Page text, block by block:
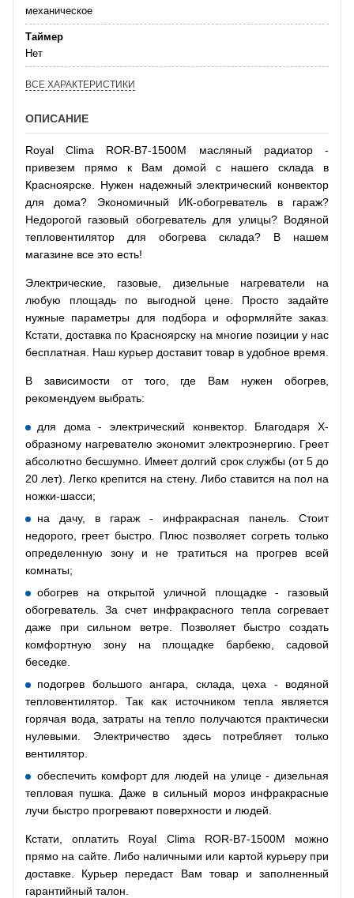
механическое
Таймер
Нет
ВСЕ ХАРАКТЕРИСТИКИ
ОПИСАНИЕ
Royal Clima ROR-B7-1500M масляный радиатор -
привезем прямо к Вам домой с нашего склада в
Красноярске. Нужен надежный электрический конвектор
для дома? Экономичный ИК-обогреватель в гараж?
Недорогой газовый обогреватель для улицы? Водяной
тепловентилятор для обогрева склада? В нашем
магазине все это есть!
Электрические, газовые, дизельные нагреватели на
любую площадь по выгодной цене. Просто задайте
нужные параметры для подбора и оформляйте заказ.
Кстати, доставка по Красноярску на многие позиции у нас
бесплатная. Наш курьер доставит товар в удобное время.
В зависимости от того, где Вам нужен обогрев,
рекомендуем выбрать:
для дома - электрический конвектор. Благодаря Х-
образному нагревателю экономит электроэнергию. Греет
абсолютно бесшумно. Имеет долгий срок службы (от 5 до
20 лет). Легко крепится на стену. Либо ставится на пол на
ножки-шасси;
на дачу, в гараж - инфракрасная панель. Стоит
недорого, греет быстро. Плюс позволяет согреть только
определенную зону и не тратиться на прогрев всей
комнаты;
обогрев на открытой уличной площадке - газовый
обогреватель. За счет инфракрасного тепла согревает
даже при сильном ветре. Позволяет быстро создать
комфортную зону на площадке барбекю, садовой
беседке.
подогрев большого ангара, склада, цеха - водяной
тепловентилятор. Так как источником тепла является
горячая вода, затраты на тепло получаются практически
нулевыми. Электричество здесь потребляет только
вентилятор.
обеспечить комфорт для людей на улице - дизельная
тепловая пушка. Даже в сильный мороз инфракрасные
лучи быстро прогревают поверхности и людей.
Кстати, оплатить Royal Clima ROR-B7-1500M можно
прямо на сайте. Либо наличными или картой курьеру при
доставке. Курьер передаст Вам товар и заполненный
гарантийный талон.